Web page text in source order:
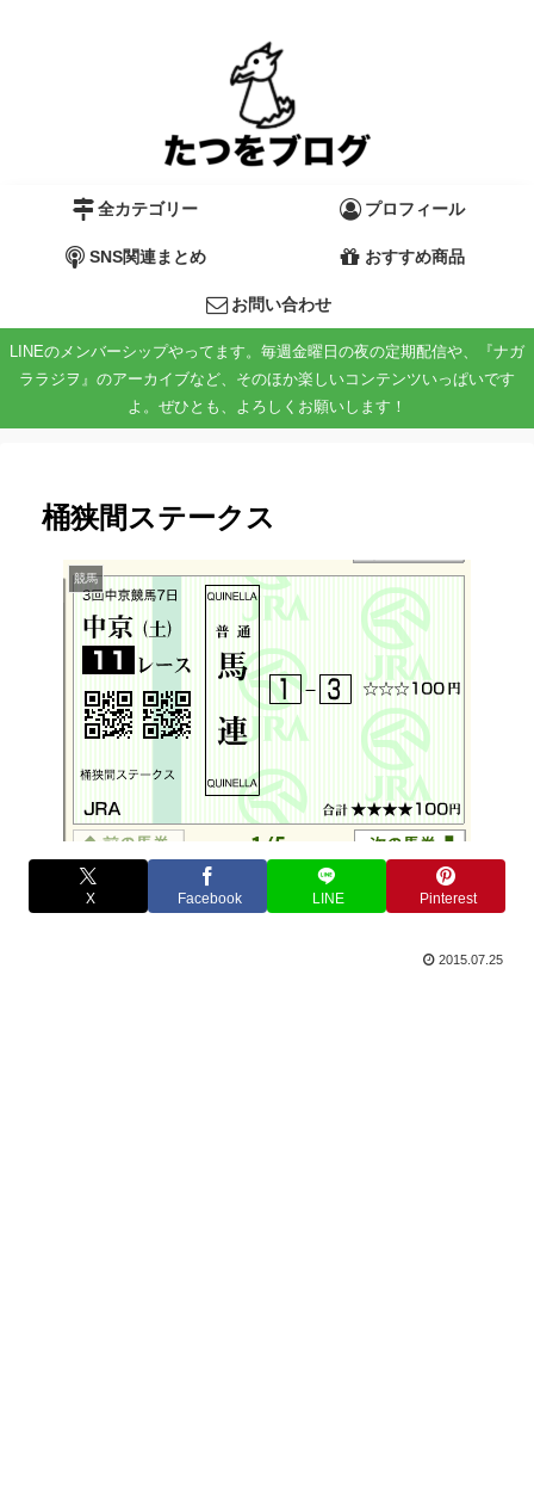
全カテゴリー プロフィール
SNS関連まとめ おすすめ商品
お問い合わせ
LINEのメンバーシップやってます。毎週金曜日の夜の定期配信や、『ナガ
ララジヲ』のアーカイブなど、そのほか楽しいコンテンツいっぱいです
よ。ぜひとも、よろしくお願いします！
桶狭間ステークス
競馬
X Facebook LINE Pinterest
2015.07.25